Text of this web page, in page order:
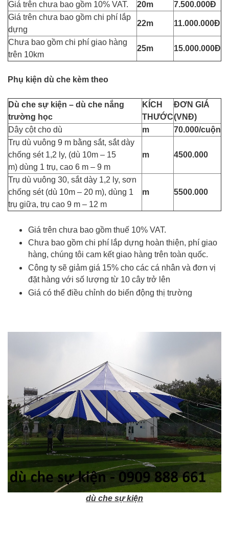
Giá trên chưa bao gồm 10% VAT. 20m
7.500.000Đ
Giá trên chưa bao gồm chi phí lắp
dựng
22m 11.000.000Đ
Chưa bao gồm chi phí giao hàng
trên 10km
25m 15.000.000Đ
Phụ kiện dù che kèm theo
Dù che sự kiện – dù che nắng
trường học
KÍCH
THƯỚC
ĐƠN GIÁ
(VNĐ)
Dây cột cho dù
m
70.000/cuộn
Trụ dù vuông 9 m bằng sắt, sắt dày
chống sét 1,2 ly, (dù 10m – 15
m) dùng 1 trụ, cao 6 m – 9 m
m 4500.000
Trụ dù vuông 30, sắt dày 1,2 ly, sơn
chống sét (dù 10m – 20 m), dùng 1
trụ giữa, trụ cao 9 m – 12 m
m 5500.000
Giá trên chưa bao gồm thuế 10% VAT.
Chưa bao gồm chi phí lắp dựng hoàn thiện, phí giao
hàng, chúng tôi cam kết giao hàng trên toàn quốc.
Công ty sẽ giảm giá 15% cho các cá nhân và đơn vị
đặt hàng với số lượng từ 10 cây trở lên
Giá có thể điều chỉnh do biến động thị trường
dù che sự kiện